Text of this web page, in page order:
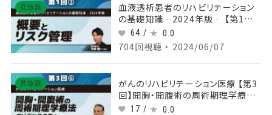
見放題
血液透析患者のリハビリテーション
の基礎知識‐2024年版‐ 【第1回】
概要とリスク管理 Part③リスク管
理
64 / 0.0
704回視聴 ・ 2024/06/07
見放題
がんのリハビリテーション医療 【第3
回】開胸・開腹術の周術期理学療法-
エビデンスの先へ‐ Part⑥
17 / 0.0